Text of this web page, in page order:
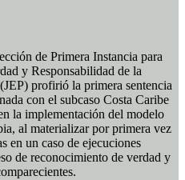
de Primera Instancia para
y Responsabilidad de la
profirió la primera sentencia
con el subcaso Costa Caribe
la implementación del modelo
al materializar por primera vez
en un caso de ejecuciones
de reconocimiento de verdad y